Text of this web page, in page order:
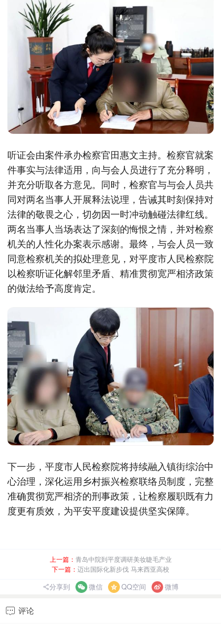
听证会由案件承办检察官田惠文主持。检察官就案
件事实与法律适用，向与会人员进行了充分释明，
并充分听取各方意见。同时，检察官与与会人员共
同对两名当事人开展释法说理，告诫其时刻保持对
法律的敬畏之心，切勿因一时冲动触碰法律红线。
两名当事人当场表达了深刻的悔恨之情，并对检察
机关的人性化办案表示感谢。最终，与会人员一致
同意检察机关的拟处理意见，对平度市人民检察院
以检察听证化解邻里矛盾、精准贯彻宽严相济政策
的做法给予高度肯定。
下一步，平度市人民检察院将持续融入镇街综治中
心治理，深化运用乡村振兴检察联络员制度，完整
准确贯彻宽严相济的刑事政策，让检察履职既有力
度更有质效，为平安平度建设提供坚实保障。
上一篇： 青岛中院到平度调研美妆睫毛产业
下一篇： 迈出国际化新步伐 马来西亚高校
分享到 微信 QQ空间 微博
 评论